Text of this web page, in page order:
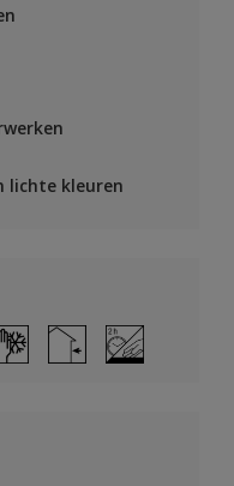
lichte kleuren